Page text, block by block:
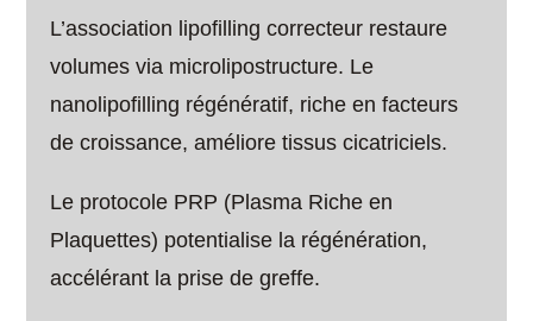
L’association lipofilling correcteur restaure
volumes via microlipostructure. Le
nanolipofilling régénératif, riche en facteurs
de croissance, améliore tissus cicatriciels.
Le protocole PRP (Plasma Riche en
Plaquettes) potentialise la régénération,
accélérant la prise de greffe.